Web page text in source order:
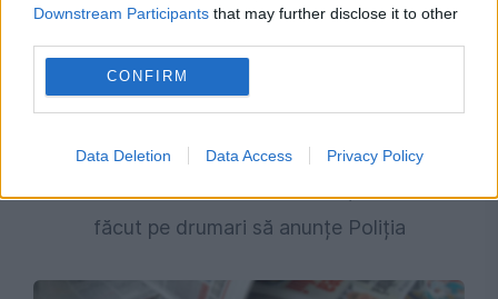
Downstream Participants that may further disclose it to other
CONFIRM
Data Deletion Data Access Privacy Policy
făcut pe drumari să anunțe Poliția